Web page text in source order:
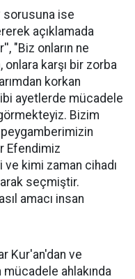
sorusuna ise
açıklamada
"Biz onların ne
karşı bir zorba
korkan
ayetlerde mücadele
Bizim
Efendimiz
kimi zaman cihadı
seçmiştir.
amacı insan
Kur'an'dan ve
mücadele ahlakında